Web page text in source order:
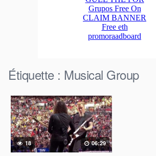
Étiquette : Musical Group
18 06:29